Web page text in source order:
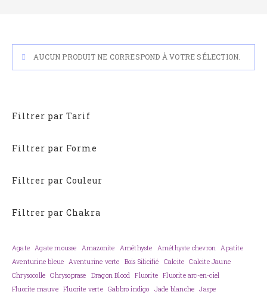
AUCUN PRODUIT NE CORRESPOND À VOTRE SÉLECTION.
Filtrer par Tarif
Filtrer par Forme
Filtrer par Couleur
Filtrer par Chakra
Agate Agate mousse Amazonite Améthyste Améthyste chevron
Apatite
Aventurine bleue
Aventurine verte Bois Silicifié Calcite
Calcite Jaune
Chrysocolle
Chrysoprase Dragon Blood Fluorite Fluorite arc-en-ciel
Fluorite mauve Fluorite verte Gabbro indigo Jade blanche
Jaspe